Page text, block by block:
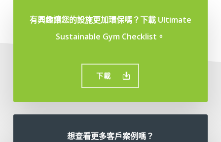
有興趣讓您的設施更加環保嗎？下載 Ultimate
Sustainable Gym Checklist。
下載
想查看更多客戶案例嗎？